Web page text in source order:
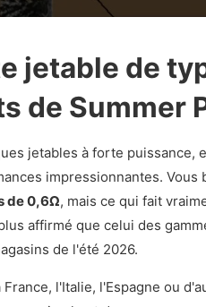
jetable de
de Summer
jetables à forte puissance,
impressionnantes. Vous
de 0,6Ω, mais ce qui fait
affirmé que celui des
de l'été 2026.
l'Italie, l'Espagne ou